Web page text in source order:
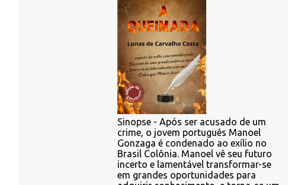
Sinopse - Após ser acusado de um
crime, o jovem português Manoel
Gonzaga é condenado ao exílio no
Brasil Colônia. Manoel vê seu futuro
incerto e lamentável transformar-se
em grandes oportunidades para